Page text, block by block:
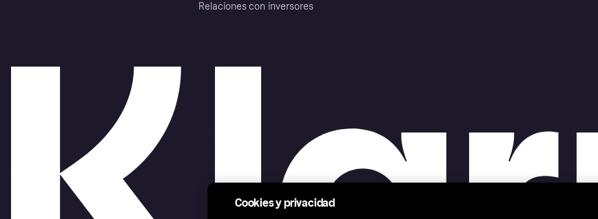
Relaciones con inversores
Cookies y privacidad